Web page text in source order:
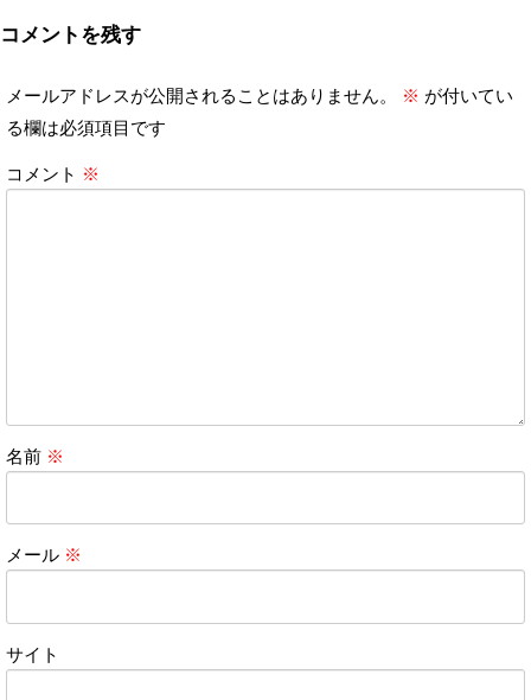
コメントを残す
メールアドレスが公開されることはありません。 ※ が付いてい
る欄は必須項目です
コメント ※
名前 ※
メール ※
サイト